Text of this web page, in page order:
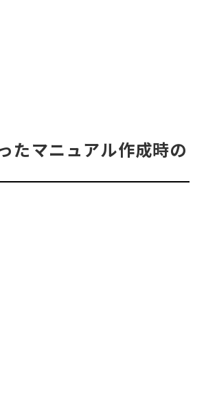
たマニュアル作成時の